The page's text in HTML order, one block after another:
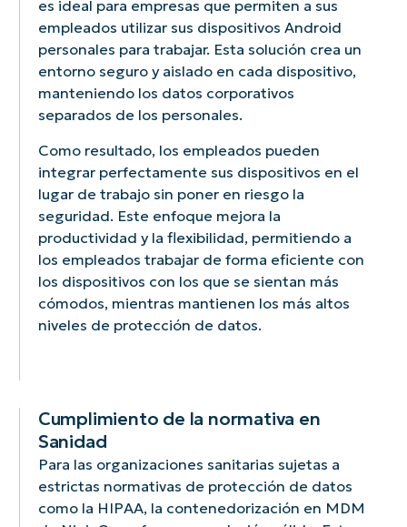
agilizan
la
gestión
BYOD
y
mejoran
la
seguridad
en
el
entorno
contenedorizado,
garantizando
acceso
y
una
funcionalidad
uniformes.
de
forma
remota
el
contenedor
corporativo,
protegiendo
información
sensible
de
la
empresa
sin
afectar
a
los
datos
al
departamento
de
TI
aplicar
protocolos
de
seguridad,
restringir
el
acceso
y
controlar
el
uso
de
las
aplicaciones.
manteniendo
la
privacidad
mientras
utilizan
dispositivos
para
trabajar.
y
datos
su
uso.
es ideal para empresas que permiten a sus
empleados utilizar sus dispositivos Android
personales para trabajar. Esta solución crea un
entorno seguro y aislado en cada dispositivo,
manteniendo los datos corporativos
separados de los personales.
Como resultado, los empleados pueden
integrar perfectamente sus dispositivos en el
lugar de trabajo sin poner en riesgo la
seguridad. Este enfoque mejora la
productividad y la flexibilidad, permitiendo a
los empleados trabajar de forma eficiente con
los dispositivos con los que se sientan más
cómodos, mientras mantienen los más altos
niveles de protección de datos.
Cumplimiento de la normativa en
Sanidad
Para las organizaciones sanitarias sujetas a
estrictas normativas de protección de datos
como la HIPAA, la contenedorización en MDM